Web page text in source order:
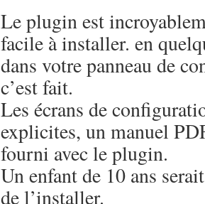
Le plugin est
facile à installer. en
dans votre panneau de
c’est fait.
Les écrans de
explicites, un manuel
fourni avec le plugin.
Un enfant de 10 ans
de l’installer.